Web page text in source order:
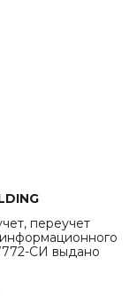
переучет
СИ выдано